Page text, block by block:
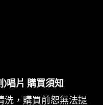
唱片 購買須知
，購買前恕無法提